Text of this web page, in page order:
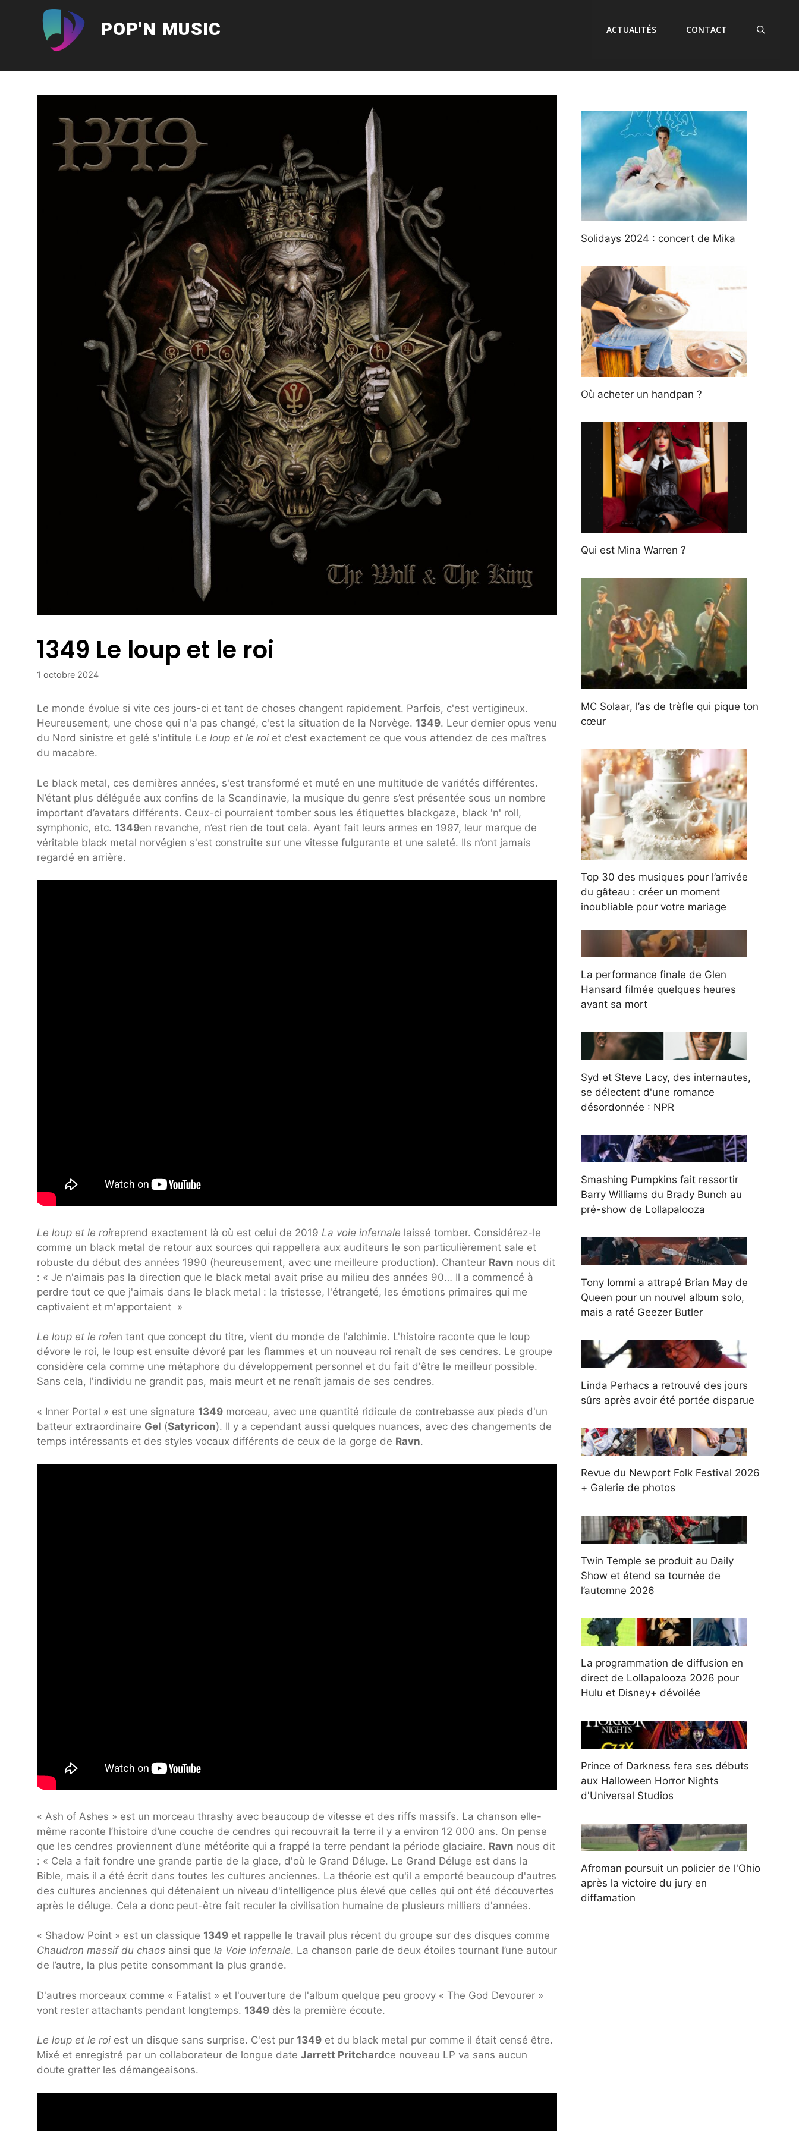
POP'N MUSIC ACTUALITÉS CONTACT
1349 Le loup et le roi
1 octobre 2024
Le monde évolue si vite ces jours-ci et tant de choses changent rapidement. Parfois, c'est vertigineux.
Heureusement, une chose qui n'a pas changé, c'est la situation de la Norvège. 1349. Leur dernier opus venu
du Nord sinistre et gelé s'intitule Le loup et le roi et c'est exactement ce que vous attendez de ces maîtres
du macabre.
Le black metal, ces dernières années, s'est transformé et muté en une multitude de variétés différentes.
N’étant plus déléguée aux confins de la Scandinavie, la musique du genre s’est présentée sous un nombre
important d’avatars différents. Ceux-ci pourraient tomber sous les étiquettes blackgaze, black 'n' roll,
symphonic, etc. 1349en revanche, n’est rien de tout cela. Ayant fait leurs armes en 1997, leur marque de
véritable black metal norvégien s'est construite sur une vitesse fulgurante et une saleté. Ils n’ont jamais
regardé en arrière.
Le loup et le roireprend exactement là où est celui de 2019 La voie infernale laissé tomber. Considérez-le
comme un black metal de retour aux sources qui rappellera aux auditeurs le son particulièrement sale et
robuste du début des années 1990 (heureusement, avec une meilleure production). Chanteur Ravn nous dit
: « Je n'aimais pas la direction que le black metal avait prise au milieu des années 90… Il a commencé à
perdre tout ce que j'aimais dans le black metal : la tristesse, l'étrangeté, les émotions primaires qui me
captivaient et m'apportaient »
Le loup et le roien tant que concept du titre, vient du monde de l'alchimie. L'histoire raconte que le loup
dévore le roi, le loup est ensuite dévoré par les flammes et un nouveau roi renaît de ses cendres. Le groupe
considère cela comme une métaphore du développement personnel et du fait d'être le meilleur possible.
Sans cela, l'individu ne grandit pas, mais meurt et ne renaît jamais de ses cendres.
« Inner Portal » est une signature 1349 morceau, avec une quantité ridicule de contrebasse aux pieds d'un
batteur extraordinaire Gel (Satyricon). Il y a cependant aussi quelques nuances, avec des changements de
temps intéressants et des styles vocaux différents de ceux de la gorge de Ravn.
« Ash of Ashes » est un morceau thrashy avec beaucoup de vitesse et des riffs massifs. La chanson elle-
même raconte l’histoire d’une couche de cendres qui recouvrait la terre il y a environ 12 000 ans. On pense
que les cendres proviennent d’une météorite qui a frappé la terre pendant la période glaciaire. Ravn nous dit
: « Cela a fait fondre une grande partie de la glace, d'où le Grand Déluge. Le Grand Déluge est dans la
Bible, mais il a été écrit dans toutes les cultures anciennes. La théorie est qu'il a emporté beaucoup d'autres
des cultures anciennes qui détenaient un niveau d'intelligence plus élevé que celles qui ont été découvertes
après le déluge. Cela a donc peut-être fait reculer la civilisation humaine de plusieurs milliers d'années.
« Shadow Point » est un classique 1349 et rappelle le travail plus récent du groupe sur des disques comme
Chaudron massif du chaos ainsi que la Voie Infernale. La chanson parle de deux étoiles tournant l’une autour
de l’autre, la plus petite consommant la plus grande.
D'autres morceaux comme « Fatalist » et l'ouverture de l'album quelque peu groovy « The God Devourer »
vont rester attachants pendant longtemps. 1349 dès la première écoute.
Le loup et le roi est un disque sans surprise. C'est pur 1349 et du black metal pur comme il était censé être.
Mixé et enregistré par un collaborateur de longue date Jarrett Pritchardce nouveau LP va sans aucun
doute gratter les démangeaisons.
Solidays 2024 : concert de Mika
Où acheter un handpan ?
Qui est Mina Warren ?
MC Solaar, l’as de trèfle qui pique ton
cœur
Top 30 des musiques pour l’arrivée
du gâteau : créer un moment
inoubliable pour votre mariage
La performance finale de Glen
Hansard filmée quelques heures
avant sa mort
Syd et Steve Lacy, des internautes,
se délectent d'une romance
désordonnée : NPR
Smashing Pumpkins fait ressortir
Barry Williams du Brady Bunch au
pré-show de Lollapalooza
Tony Iommi a attrapé Brian May de
Queen pour un nouvel album solo,
mais a raté Geezer Butler
Linda Perhacs a retrouvé des jours
sûrs après avoir été portée disparue
Revue du Newport Folk Festival 2026
+ Galerie de photos
Twin Temple se produit au Daily
Show et étend sa tournée de
l’automne 2026
La programmation de diffusion en
direct de Lollapalooza 2026 pour
Hulu et Disney+ dévoilée
Prince of Darkness fera ses débuts
aux Halloween Horror Nights
d'Universal Studios
Afroman poursuit un policier de l'Ohio
après la victoire du jury en
diffamation